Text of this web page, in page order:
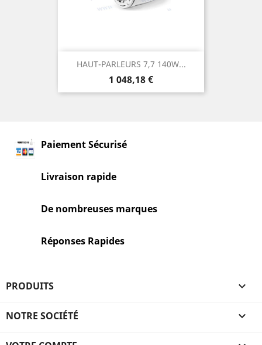
HAUT-PARLEURS 7,7 140W...
Prix
1 048,18 €
Paiement Sécurisé
Livraison rapide
De nombreuses marques
Réponses Rapides
PRODUITS 
NOTRE SOCIÉTÉ 